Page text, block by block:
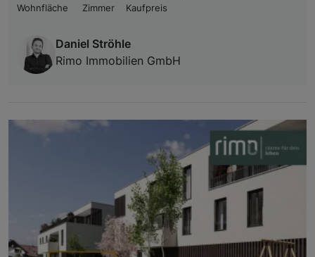
Wohnfläche
Zimmer Kaufpreis
Daniel Ströhle
Rimo Immobilien GmbH